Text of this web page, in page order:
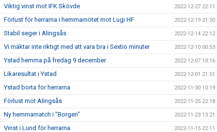
Viktig vinst mot IFK Skövde 2022-12-27 22:11
Förlust för herrarna i hemmamötet mot Lugi HF 2022-12-19 21:50
Stabil seger i Alingsås 2022-12-14 22:12
Vi mäktar inte riktigt med att vara bra i Sextio minuter 2022-12-10 00:53
Ystad hemma på fredag 9 december 2022-12-07 10:16
Likaresultat i Ystad 2022-12-01 21:51
Ystad borta för herrarna 2022-11-30 10:19
Förlust mot Alingsås 2022-11-25 22:18
Ny hemmamatch i "Borgen" 2022-11-23 13:21
Vinst i Lund för herrarna 2022-11-15 22:11